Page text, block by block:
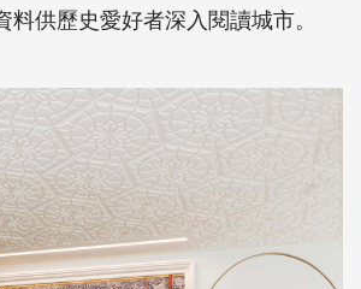
供歷史愛好者深入閱讀城市。